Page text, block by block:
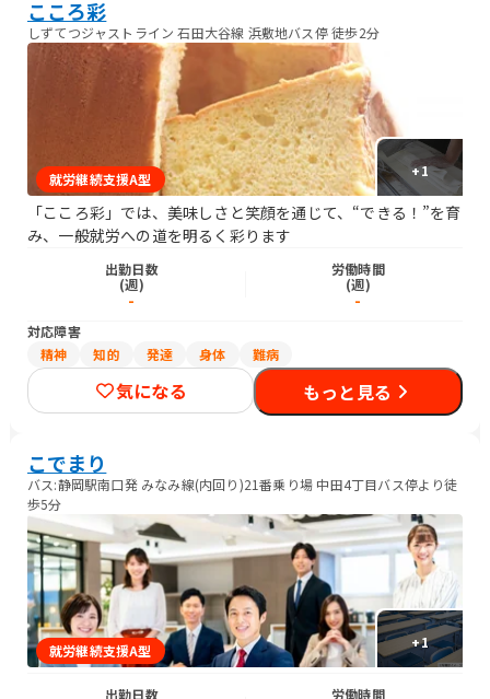
こころ彩
しずてつジャストライン 石田大谷線 浜敷地バス停 徒歩2分
+1
就労継続支援A型
「こころ彩」では、美味しさと笑顔を通じて、“できる！”を育
み、一般就労への道を明るく彩ります
出勤日数
(週)
-
労働時間
(週)
-
対応障害
精神
知的 発達 身体 難病
気になる もっと見る
こでまり
バス:静岡駅南口発 みなみ線(内回り)21番乗り場 中田4丁目バス停より徒
歩5分
+1
就労継続支援A型
出勤日数
労働時間